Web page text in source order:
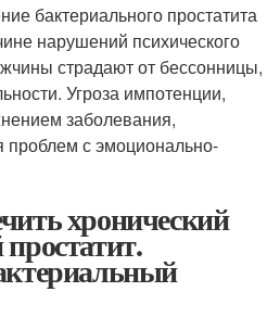
бактериального простатита
нарушений психического
страдают от бессонницы,
Угроза импотенции,
заболевания,
проблем с эмоционально-
хронический